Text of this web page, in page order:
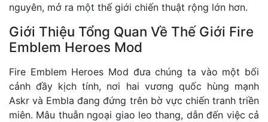
nguyên, mở ra một thế giới chiến thuật rộng lớn hơn.
Giới Thiệu Tổng Quan Về Thế Giới Fire
Emblem Heroes Mod
Fire Emblem Heroes Mod đưa chúng ta vào một bối
cảnh đầy kịch tính, nơi hai vương quốc hùng mạnh
Askr và Embla đang đứng trên bờ vực chiến tranh triền
miên. Mâu thuẫn ngoại giao leo thang, dẫn đến việc cả